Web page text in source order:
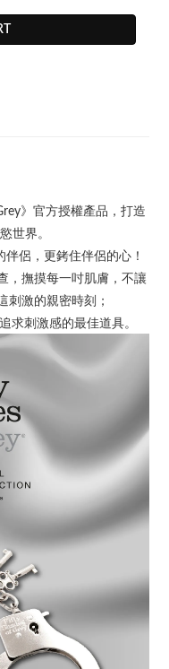
》官方授權產品，打造
世界。
侶，更銬住伴侶的心！
，撫摸每一吋肌膚，不讓
刺激的親密時刻；
求刺激感的最佳道具。